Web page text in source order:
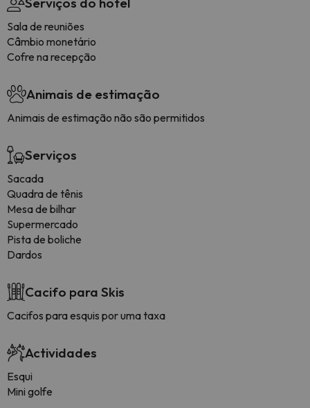
Sala de reuniões
Câmbio monetário
Cofre na recepção
Animais de estimação
Animais de estimação não são permitidos
Serviços
Sacada
Quadra de tênis
Mesa de bilhar
Supermercado
Pista de boliche
Dardos
Cacifo para Skis
Cacifos para esquis por uma taxa
Actividades
Esqui
Mini golfe